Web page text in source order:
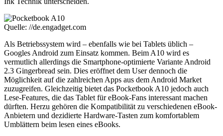
Quelle: //de.engadget.com
Als Betriebssystem wird – ebenfalls wie bei Tablets üblich –
Googles Android zum Einsatz kommen. Beim A10 wird es
vermutlich allerdings die Smartphone-optimierte Variante Android
2.3 Gingerbread sein. Dies eröffnet dem User dennoch die
Möglichkeit auf die zahlreichen Apps aus dem Android Market
zuzugreifen. Gleichzeitig bietet das Pocketbook A10 jedoch auch
Lese-Features, die das Tablet für eBook-Fans interessant machen
dürften. Herzu gehören die Kompatibilität zu verschiedenen eBook-
Anbietern und dezidierte Hardware-Tasten zum komfortablem
Umblättern beim lesen eines eBooks.